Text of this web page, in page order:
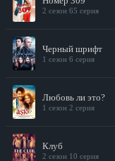
2 сезон 65 серия
Черный шрифт
1 сезон 6 серия
Любовь ли это?
1 сезон 2 серия
Клуб
2 сезон 10 серия